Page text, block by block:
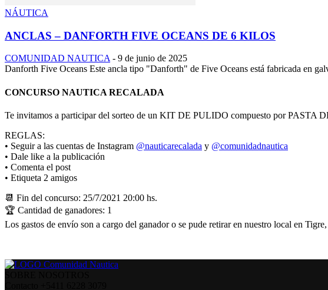
NÁUTICA
ANCLAS – DANFORTH FIVE OCEANS DE 6 KILOS
COMUNIDAD NAUTICA - 9 de junio de 2025
Danforth Five Oceans Este ancla tipo "Danforth" de Five Oceans está fabricada en
CONCURSO NAUTICA RECALADA
Te invitamos a participar del sorteo de un KIT DE PULIDO compuesto por
REGLAS:
• Seguir a las cuentas de Instagram @nauticarecalada y @comunidadnautica
• Dale like a la publicación
• Comenta el post
• Etiqueta 2 amigos
📆 Fin del concurso: 25/7/2021 20:00 hs.
🏆 Cantidad de ganadores: 1
Los gastos de envío son a cargo del ganador o se pude retirar en nuestro local en